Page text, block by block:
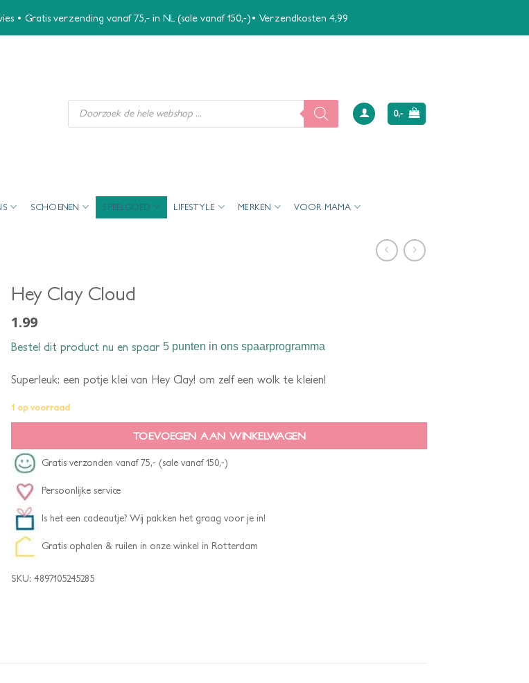
• Gratis verzending vanaf 75,- in NL (sale vanaf 150,-)• Verzendkosten 4,99
Producten
zoeken
0,-
SCHOENEN SPEELGOED LIFESTYLE MERKEN VOOR MAMA
Hey Clay Cloud
1.99
Bestel dit product nu en spaar 5 punten in ons spaarprogramma
Superleuk: een potje klei van Hey Clay! om zelf een wolk te kleien!
1 op voorraad
TOEVOEGEN AAN WINKELWAGEN
Gratis verzonden vanaf 75,- (sale vanaf 150,-)
Persoonlijke service
Is het een cadeautje? Wij pakken het graag voor je in!
Gratis ophalen & ruilen in onze winkel in Rotterdam
SKU: 4897105245285